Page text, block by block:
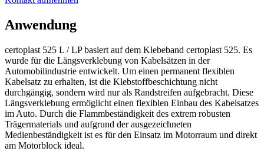
Anwendung
certoplast 525 L / LP basiert auf dem Klebeband certoplast 525. Es
wurde für die Längsverklebung von Kabelsätzen in der
Automobilindustrie entwickelt. Um einen permanent flexiblen
Kabelsatz zu erhalten, ist die Klebstoffbeschichtung nicht
durchgängig, sondern wird nur als Randstreifen aufgebracht. Diese
Längsverklebung ermöglicht einen flexiblen Einbau des Kabelsatzes
im Auto. Durch die Flammbeständigkeit des extrem robusten
Trägermaterials und aufgrund der ausgezeichneten
Medienbeständigkeit ist es für den Einsatz im Motorraum und direkt
am Motorblock ideal.